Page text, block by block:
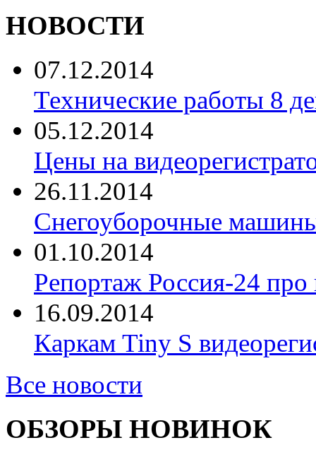
НОВОСТИ
07.12.2014
Технические работы 8
05.12.2014
Цены на
26.11.2014
Снегоуборочные машины
01.10.2014
Репортаж Россия-24 про
16.09.2014
Каркам Tiny S
Все новости
ОБЗОРЫ НОВИНОК